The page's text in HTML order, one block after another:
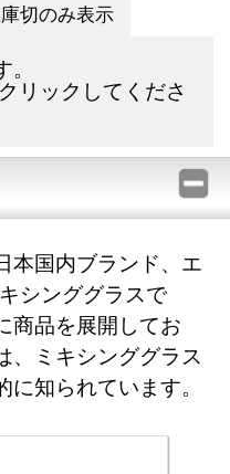
切のみ表示
リックしてくださ
本国内ブランド、エ
シンググラスで
商品を展開してお
、ミキシンググラス
知られています。